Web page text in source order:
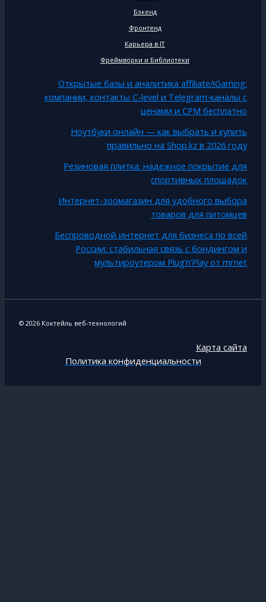
Бэкенд
Фронтенд
Карьера в IT
Фреймворки и Библиотеки
Открытые базы и аналитика affiliate/iGaming:
компании, контакты C-level и Telegram‑каналы с
ценами и CPM бесплатно
Ноутбуки онлайн — как выбрать и купить
правильно на Shop.kz в 2026 году
Резиновая плитка: надежное покрытие для
спортивных площадок
Интернет-зоомагазин для удобного выбора
товаров для питомцев
Беспроводной интернет для бизнеса по всей
России: стабильная связь с бондингом и
мультироутером Plug’n’Play от mrnet
© 2026 Коктейль веб-технологий
Карта сайта
Политика конфиденциальности